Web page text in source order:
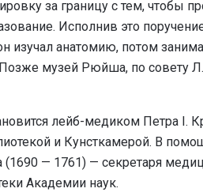
за границу с тем, чтобы
Исполнив это
изучал анатомию, потом
музей Рюйша, по совету
лейб-медиком Петра I.
и Кунсткамерой. В
— 1761) — секретаря
Академии наук.